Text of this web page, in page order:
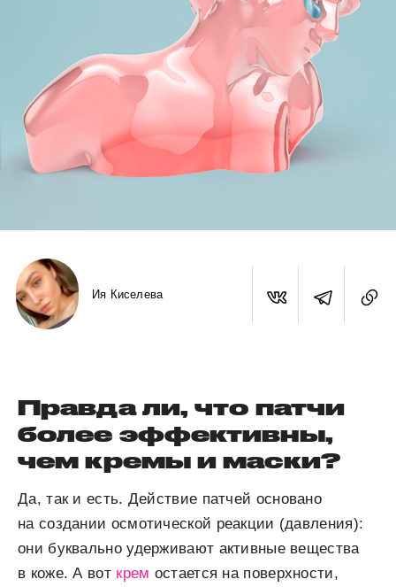
Ия Киселева
Правда ли, что патчи
более эффективны,
чем кремы и маски?
Да, так и есть. Действие патчей основано
на создании осмотической реакции (давления):
они буквально удерживают активные вещества
в коже. А воткрем остается на поверхности,